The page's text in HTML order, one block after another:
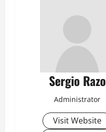
Sergio Razo
Administrator
Visit Website